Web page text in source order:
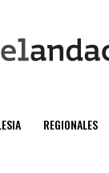
REGIONALES